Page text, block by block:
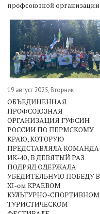
профсоюзной организации
19 август 2025, Вторник
ОБЪЕДИНЕННАЯ
ПРОФСОЮЗНАЯ
ОРГАНИЗАЦИЯ ГУФСИН
РОССИИ ПО ПЕРМСКОМУ
КРАЮ, КОТОРУЮ
ПРЕДСТАВЛЯЛА КОМАНДА
ИК-40 , В ДЕВЯТЫЙ РАЗ
ПОДРЯД ОДЕРЖАЛА
УБЕДИТЕЛЬНУЮ ПОБЕДУ В
ХI-ом КРАЕВОМ
КУЛЬТУРНО-СПОРТИВНОМ
ТУРИСТИЧЕСКОМ